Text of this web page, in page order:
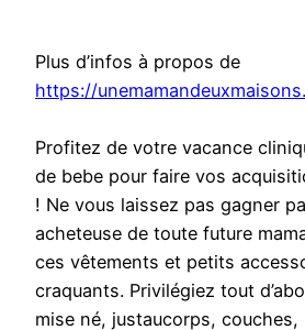
Plus d’infos à propos de
https://
Profitez de votre vacance
de bebe pour faire vos
! Ne vous laissez pas gagner
acheteuse de toute future
ces vêtements et petits
craquants. Privilégiez tout
mise né, justaucorps, couches,